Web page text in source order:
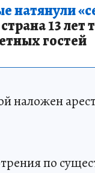
натянули
13 лет
гостей
наложен
по